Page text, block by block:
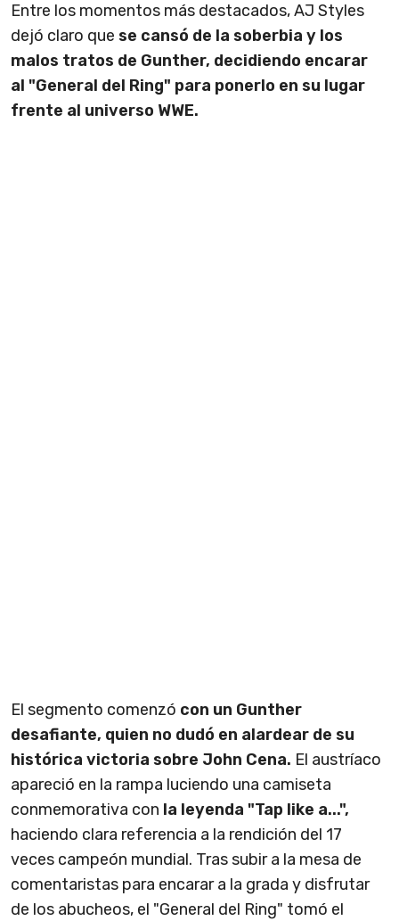
Entre los momentos más destacados, AJ Styles
dejó claro que se cansó de la soberbia y los
malos tratos de Gunther, decidiendo encarar
al "General del Ring" para ponerlo en su lugar
frente al universo WWE.
El segmento comenzó con un Gunther
desafiante, quien no dudó en alardear de su
histórica victoria sobre John Cena. El austríaco
apareció en la rampa luciendo una camiseta
conmemorativa con la leyenda "Tap like a...",
haciendo clara referencia a la rendición del 17
veces campeón mundial. Tras subir a la mesa de
comentaristas para encarar a la grada y disfrutar
de los abucheos, el "General del Ring" tomó el